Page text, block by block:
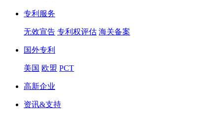
专利服务
无效宣告 专利权评估 海关备案
国外专利
美国 欧盟 PCT
高新企业
资讯&支持